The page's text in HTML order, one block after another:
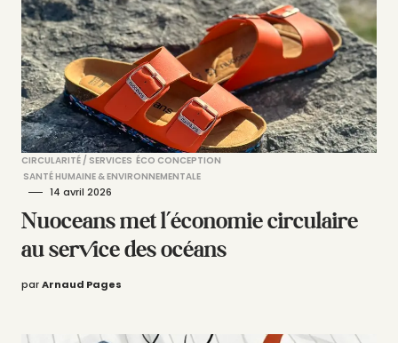
CIRCULARITÉ / SERVICES ÉCO CONCEPTION
SANTÉ HUMAINE & ENVIRONNEMENTALE
14 avril 2026
Nuoceans met l’économie circulaire
au service des océans
parArnaud Pages